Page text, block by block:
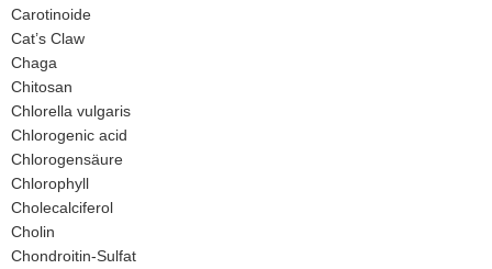
Carotinoide
Cat’s Claw
Chaga
Chitosan
Chlorella vulgaris
Chlorogenic acid
Chlorogensäure
Chlorophyll
Cholecalciferol
Cholin
Chondroitin-Sulfat